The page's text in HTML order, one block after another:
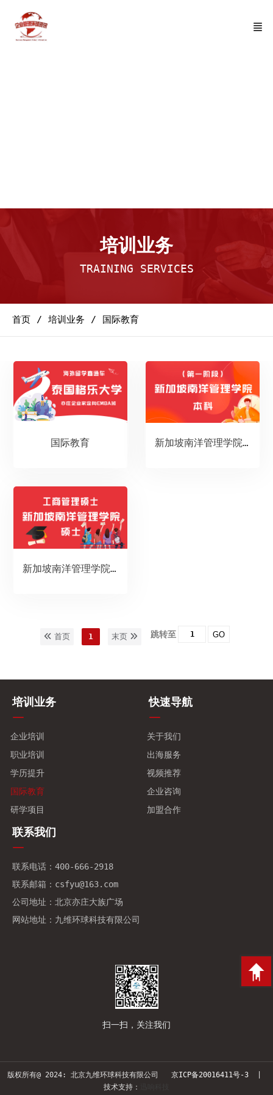
培训业务
TRAINING SERVICES
首页 培训业务 国际教育
国际教育 新加坡南洋管理学院本科（第一阶段）
新加坡南洋管理学院硕士（工商管理硕士）
首页 1 末页 跳转至 GO
培训业务
企业培训
职业培训
学历提升
国际教育
研学项目
快速导航
关于我们
出海服务
视频推荐
企业咨询
加盟合作
联系我们
联系电话：400-666-2918
联系邮箱：csfyu@163.com
公司地址：北京亦庄大族广场
网站地址：九维环球科技有限公司
扫一扫，关注我们
版权所有@ 2024: 北京九维环球科技有限公司 京ICP备20016411号-3
技术支持：